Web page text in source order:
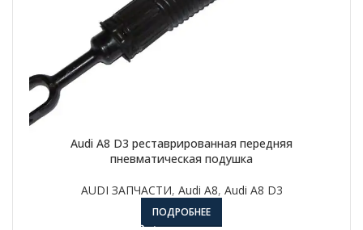
Audi A8 D3 реставрированная передняя
пневматическая подушка
AUDI ЗАПЧАСТИ, Audi A8, Audi A8 D3
ПОДРОБНЕЕ